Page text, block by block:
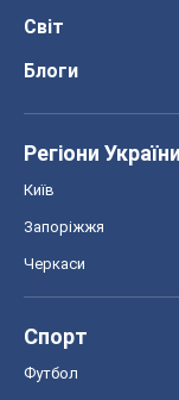
Світ
Блоги
Регіони України
Київ
Запоріжжя
Черкаси
Спорт
Футбол